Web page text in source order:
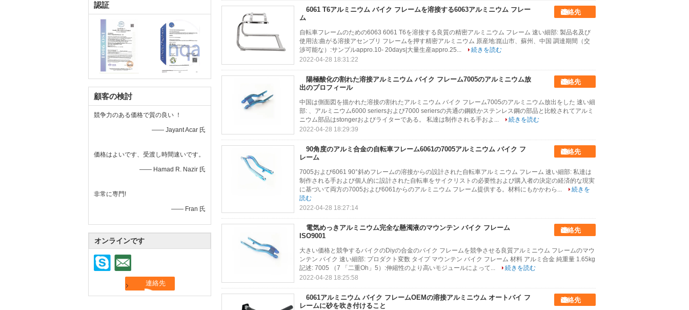
認証
顧客の検討
競争力のある価格で質の良い ！
—— Jayant Acar 氏
価格はよいです、受渡し時間速いです。
—— Hamad R. Nazir 氏
非常に専門!
—— Fran 氏
オンラインです
6061 T6アルミニウム バイク フレームを溶接する6063アルミニウム フレー
ム
連絡先
自転車フレームのための6063 6061 T6を溶接する良質の精密アルミニウム フレーム 速い細部: 製品名及び
使用法:曲がる溶接アセンブリ フレームを押す精密アルミニウム 原産地:崑山市、蘇州、中国 調達期間（交
渉可能な）:サンプルappro.10- 20days|大量生産appro.25...
続きを読む
2022-04-28 18:31:22
陽極酸化の割れた溶接アルミニウム バイク フレーム7005のアルミニウム放
出のプロフィール
連絡先
中国は側面図を描かれた溶接の割れたアルミニウム バイク フレーム7005のアルミニウム放出をした 速い細
部: 、アルミニウム6000 seriersおよび7000 seriersの共通の鋼鉄かステンレス鋼の部品と比較されてアルミ
ニウム部品はstongerおよびライターである。 私達は制作される手およ...
続きを読む
2022-04-28 18:29:39
90角度のアルミ合金の自転車フレーム6061の7005アルミニウム バイク フ
レーム
連絡先
7005および6061 90°斜めフレームの溶接からの設計された自転車アルミニウム フレーム 速い細部: 私達は
制作される手および個人的に設計された自転車をサイクリストの必要性および購入者の決定の経済的な現実
に基づいて両方の7005および6061からのアルミニウム フレーム提供する。材料にもかかわら...
続きを
読む
2022-04-28 18:27:14
電気めっきアルミニウム完全な懸濁液のマウンテン バイク フレーム
ISO9001
連絡先
大きい価格と競争するバイクのDiyの合金のバイク フレームを競争させる良質アルミニウム フレームのマウ
ンテン バイク 速い細部: プロダクト変数 タイプ マウンテン バイク フレーム 材料 アルミ合金 純重量 1.65kg
記述: 7005 （7 「二重Oh」5）:伸縮性のより高いモジュールによって...
続きを読む
2022-04-28 18:25:58
6061アルミニウム バイク フレームOEMの溶接アルミニウム オートバイ フ
レームに砂を吹き付けること
連絡先